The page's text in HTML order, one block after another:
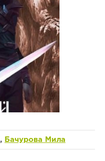
, Бачурова Мила